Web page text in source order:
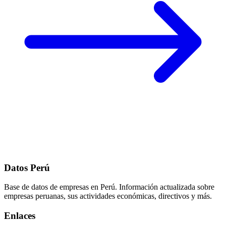
Datos Perú
Base de datos de empresas en Perú. Información actualizada sobre
empresas peruanas, sus actividades económicas, directivos y más.
Enlaces